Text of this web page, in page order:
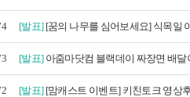
[발표] [꿈의 나무를 심어보세요] 식목일
[발표] 아줌마닷컴 블랙데이 짜장면 배달
[발표] [맘캐스트 이벤트] 키친토크 영상